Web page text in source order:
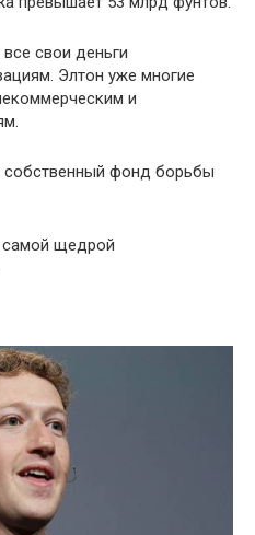
свои деньги
Элтон уже многие
и
собственный фонд борьбы
самой щедрой